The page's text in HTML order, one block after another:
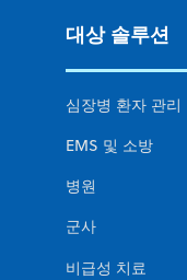
대상 솔루션
심장병 환자 관리
EMS 및 소방
병원
군사
비급성 치료